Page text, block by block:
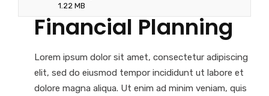
1.22 MB
Financial Planning
Lorem ipsum dolor sit amet, consectetur adipiscing
elit, sed do eiusmod tempor incididunt ut labore et
dolore magna aliqua. Ut enim ad minim veniam, quis